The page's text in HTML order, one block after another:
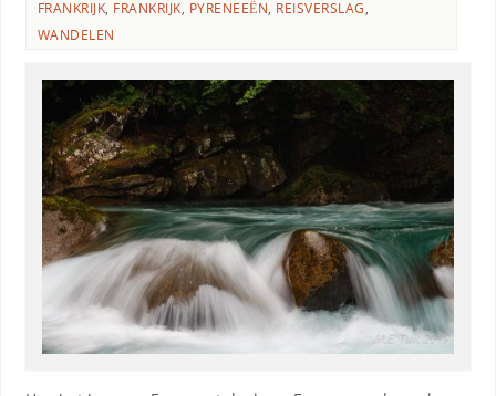
FRANKRIJK, FRANKRIJK, PYRENEEËN, REISVERSLAG,
WANDELEN